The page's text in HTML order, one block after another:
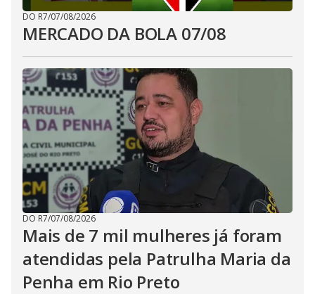
DO R7/07/08/2026
MERCADO DA BOLA 07/08
DO R7/07/08/2026
Mais de 7 mil mulheres já foram
atendidas pela Patrulha Maria da
Penha em Rio Preto